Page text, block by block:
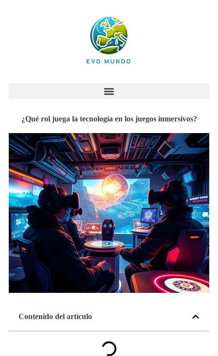
¿Qué rol juega la tecnología en los juegos inmersivos?
Contenido del artículo